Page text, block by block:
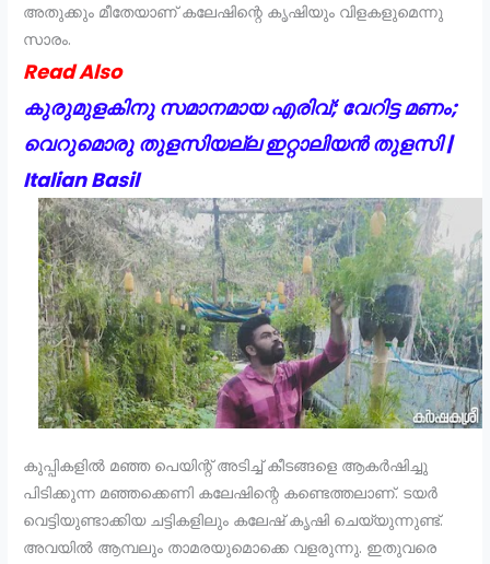
അതുക്കും മീതേയാണ് കലേഷിന്റെ കൃഷിയും വിളകളുമെന്നു
സാരം.
Read Also
കുരുമുളകിനു സമാനമായ എരിവ്; വേറിട്ട മണം;
വെറുമൊരു തുളസിയല്ല ഇറ്റാലിയൻ തുളസി |
Italian Basil
കുപ്പികളിൽ മഞ്ഞ പെയിന്റ് അടിച്ച് കീടങ്ങളെ ആകർഷിച്ചു
പിടിക്കുന്ന മഞ്ഞക്കെണി കലേഷിന്റെ കണ്ടെത്തലാണ്. ടയർ
വെട്ടിയുണ്ടാക്കിയ ചട്ടികളിലും കലേഷ് കൃഷി ചെയ്യുന്നുണ്ട്.
അവയിൽ ആമ്പലും താമരയുമൊക്കെ വളരുന്നു. ഇതുവരെ